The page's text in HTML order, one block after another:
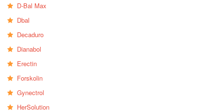
D-Bal Max
Dbal
Decaduro
Dianabol
Erectin
Forskolin
Gynectrol
HerSolution